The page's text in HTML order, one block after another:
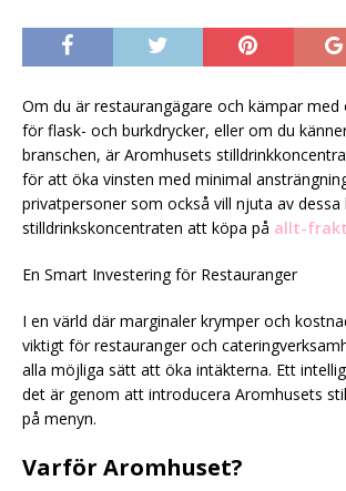
Om du är restaurangägare och kämpar
för flask- och burkdrycker, eller om du
branschen, är Aromhusets
för att öka vinsten med minimal
privatpersoner som också vill njuta av dessa
stilldrinkskoncentraten att köpa på allt-
En Smart Investering för Restauranger
I en värld där marginaler krymper och
viktigt för restauranger och
alla möjliga sätt att öka intäkterna. Ett
det är genom att introducera Aromhusets
på menyn.
Varför Aromhuset?